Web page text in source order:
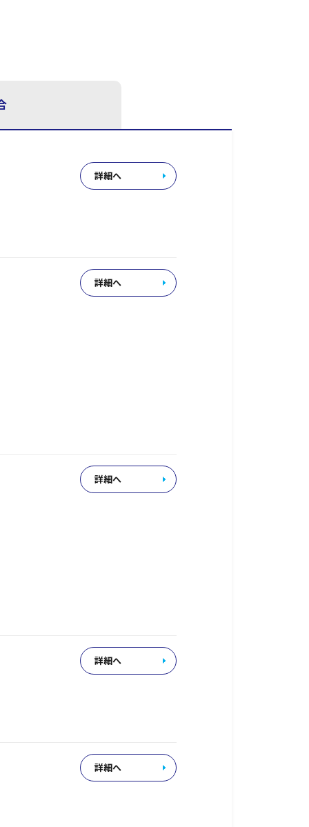
詳細へ
詳細へ
詳細へ
詳細へ
詳細へ